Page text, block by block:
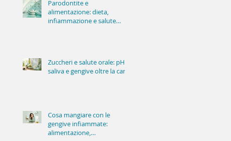
Parodontite e
alimentazione: dieta,
infiammazione e salute
Zuccheri e salute orale: pH,
saliva e gengive oltre la carie
Cosa mangiare con le
gengive infiammate:
alimentazione,